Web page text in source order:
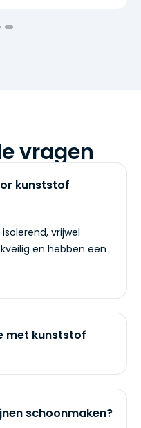
vragen
kunststof
vrijwel
en hebben een
met kunststof
schoonmaken?